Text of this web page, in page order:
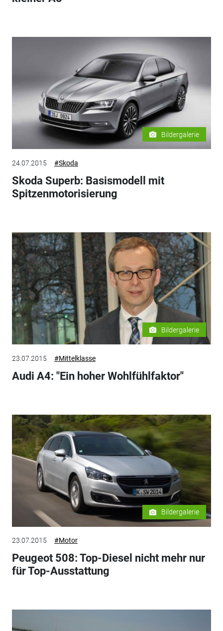
Bildergalerie
24.07.2015 #Skoda
Skoda Superb: Basismodell mit
Spitzenmotorisierung
Bildergalerie
23.07.2015 #Mittelklasse
Audi A4: "Ein hoher Wohlfühlfaktor"
Bildergalerie
23.07.2015 #Motor
Peugeot 508: Top-Diesel nicht mehr nur
für Top-Ausstattung